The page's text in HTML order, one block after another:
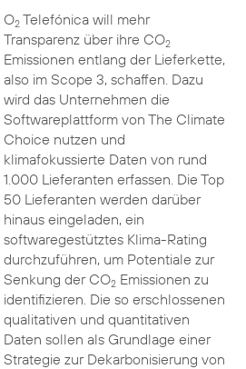
O2Telefónica will mehr
Transparenz über ihre CO2
Emissionen entlang der Lieferkette,
also im Scope 3, schaffen. Dazu
wird das Unternehmen die
Softwareplattform von The Climate
Choice nutzen und
klimafokussierte Daten von rund
1.000 Lieferanten erfassen. Die Top
50 Lieferanten werden darüber
hinaus eingeladen, ein
softwaregestütztes Klima-Rating
durchzuführen, um Potentiale zur
Senkung der CO2Emissionen zu
identifizieren. Die so erschlossenen
qualitativen und quantitativen
Daten sollen als Grundlage einer
Strategie zur Dekarbonisierung von